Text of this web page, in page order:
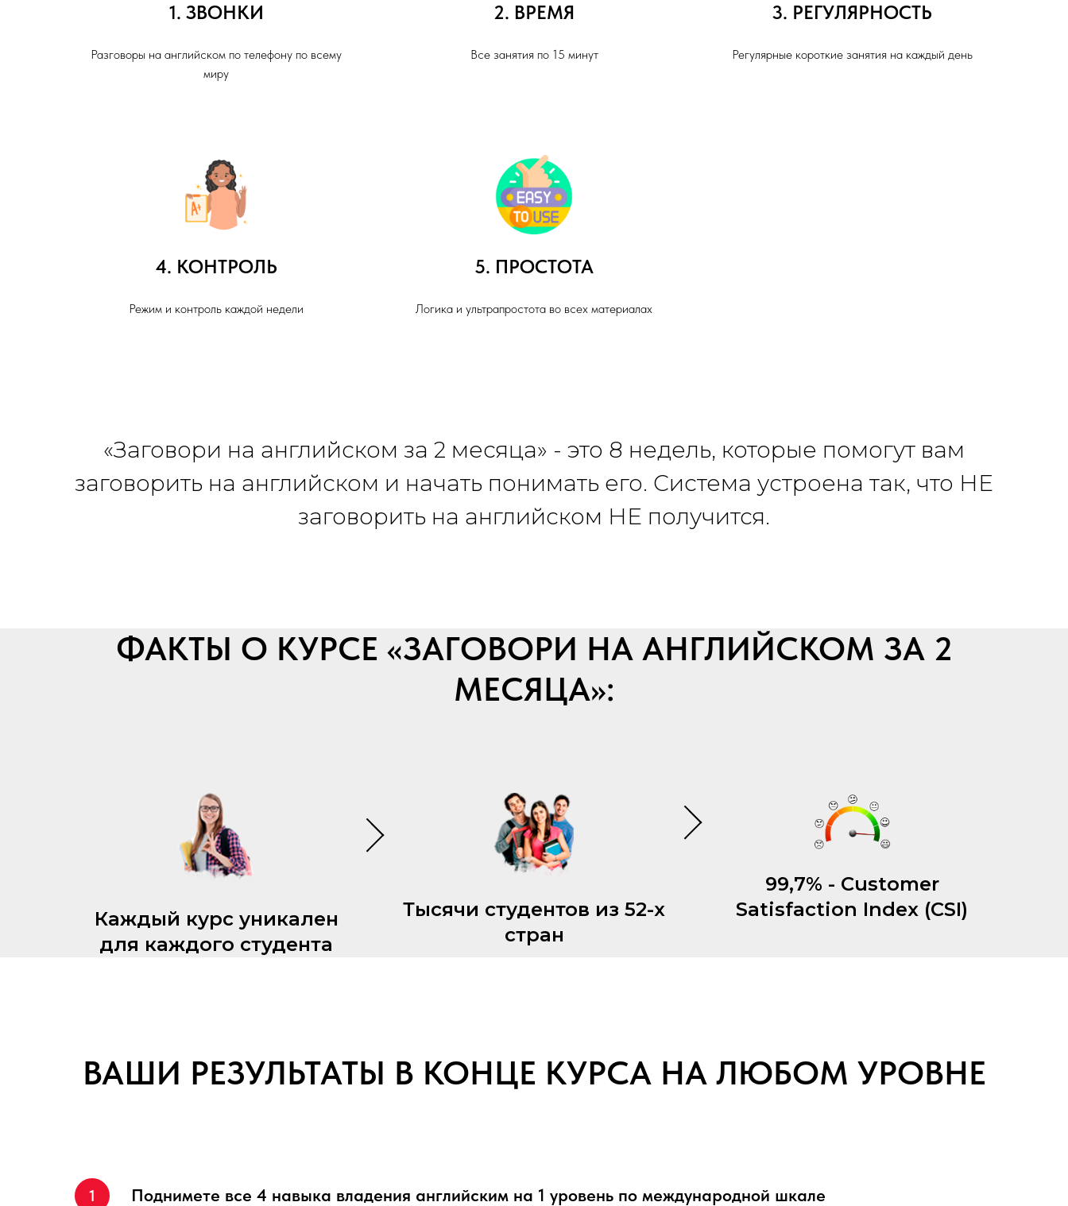
1. ЗВОНКИ
Разговоры на английском по телефону по всему
миру
2. ВРЕМЯ
Все занятия по 15 минут
3. РЕГУЛЯРНОСТЬ
Регулярные короткие занятия на каждый день
4. КОНТРОЛЬ
Режим и контроль каждой недели
5. ПРОСТОТА
Логика и ультрапростота во всех материалах
«Заговори на английском за 2 месяца» - это 8 недель, которые помогут вам
заговорить на английском и начать понимать его. Система устроена так, что НЕ
заговорить на английском НЕ получится.
ФАКТЫ О КУРСЕ «ЗАГОВОРИ НА АНГЛИЙСКОМ ЗА 2
МЕСЯЦА»:
Каждый курс уникален
для каждого студента
Тысячи студентов из 52-х
стран
99,7% - Customer
Satisfaction Index (CSI)
ВАШИ РЕЗУЛЬТАТЫ В КОНЦЕ КУРСА НА ЛЮБОМ УРОВНЕ
1 Поднимете все 4 навыка владения английским на 1 уровень по международной шкале